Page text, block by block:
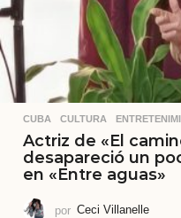
CUBA ,CULTURA ,
Actriz de «El
desapareció un
en «Entre aguas»
por Ceci Villanelle